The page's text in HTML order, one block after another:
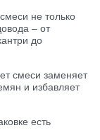
не только
– от
до
смеси заменяет
и избавляет
есть